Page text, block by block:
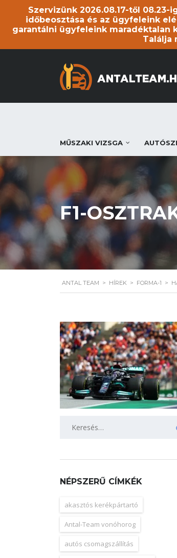
Szervizünk 2026.08.17-től
időbeosztása és az ügyfeleink
garantálni ügyfeleink maradéktalan
Találja
MŰSZAKI VIZSGA
F1-
ANTAL TEAM > HÍREK > FORMA-1 >
NÉPSZERŰ CÍMKÉK
akasztós kerékpártartó
Antal-Team vonóhorog
autós csomagszállítás